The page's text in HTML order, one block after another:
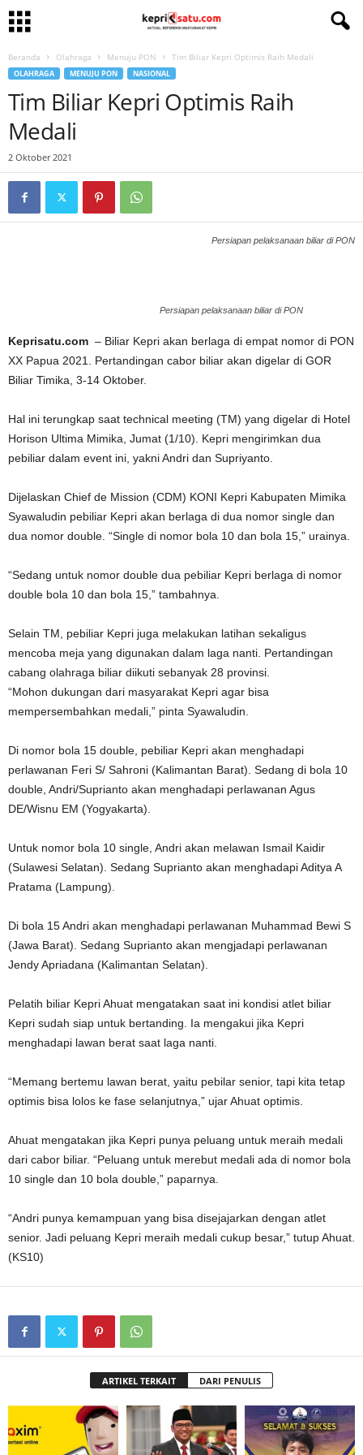
Beranda Olahraga Menuju PON Tim Biliar Kepri Optimis Raih Medali
OLAHRAGA MENUJU PON NASIONAL
Tim Biliar Kepri Optimis Raih
Medali
2 Oktober 2021
Persiapan pelaksanaan biliar di PON
Persiapan pelaksanaan biliar di PON
Keprisatu.com – Biliar Kepri akan berlaga di empat nomor di PON
XX Papua 2021. Pertandingan cabor biliar akan digelar di GOR
Biliar Timika, 3-14 Oktober.
Hal ini terungkap saat technical meeting (TM) yang digelar di Hotel
Horison Ultima Mimika, Jumat (1/10). Kepri mengirimkan dua
pebiliar dalam event ini, yakni Andri dan Supriyanto.
Dijelaskan Chief de Mission (CDM) KONI Kepri Kabupaten Mimika
Syawaludin pebiliar Kepri akan berlaga di dua nomor single dan
dua nomor double. “Single di nomor bola 10 dan bola 15,” urainya.
“Sedang untuk nomor double dua pebiliar Kepri berlaga di nomor
double bola 10 dan bola 15,” tambahnya.
Selain TM, pebiliar Kepri juga melakukan latihan sekaligus
mencoba meja yang digunakan dalam laga nanti. Pertandingan
cabang olahraga biliar diikuti sebanyak 28 provinsi.
“Mohon dukungan dari masyarakat Kepri agar bisa
mempersembahkan medali,” pinta Syawaludin.
Di nomor bola 15 double, pebiliar Kepri akan menghadapi
perlawanan Feri S/ Sahroni (Kalimantan Barat). Sedang di bola 10
double, Andri/Suprianto akan menghadapi perlawanan Agus
DE/Wisnu EM (Yogyakarta).
Untuk nomor bola 10 single, Andri akan melawan Ismail Kaidir
(Sulawesi Selatan). Sedang Suprianto akan menghadapi Aditya A
Pratama (Lampung).
Di bola 15 Andri akan menghadapi perlawanan Muhammad Bewi S
(Jawa Barat). Sedang Suprianto akan mengjadapi perlawanan
Jendy Apriadana (Kalimantan Selatan).
Pelatih biliar Kepri Ahuat mengatakan saat ini kondisi atlet biliar
Kepri sudah siap untuk bertanding. Ia mengakui jika Kepri
menghadapi lawan berat saat laga nanti.
“Memang bertemu lawan berat, yaitu pebilar senior, tapi kita tetap
optimis bisa lolos ke fase selanjutnya,” ujar Ahuat optimis.
Ahuat mengatakan jika Kepri punya peluang untuk meraih medali
dari cabor biliar. “Peluang untuk merebut medali ada di nomor bola
10 single dan 10 bola double,” paparnya.
“Andri punya kemampuan yang bisa disejajarkan dengan atlet
senior. Jadi peluang Kepri meraih medali cukup besar,” tutup Ahuat.
(KS10)
ARTIKEL TERKAIT DARI PENULIS